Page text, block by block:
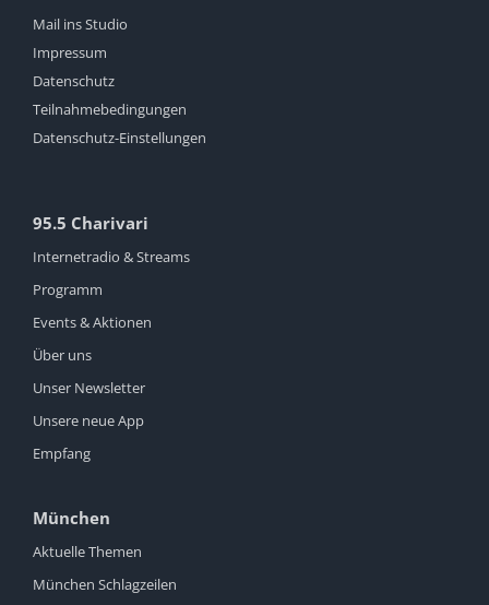
Mail ins Studio
Impressum
Datenschutz
Teilnahmebedingungen
Datenschutz-Einstellungen
95.5 Charivari
Internetradio & Streams
Programm
Events & Aktionen
Über uns
Unser Newsletter
Unsere neue App
Empfang
München
Aktuelle Themen
München Schlagzeilen